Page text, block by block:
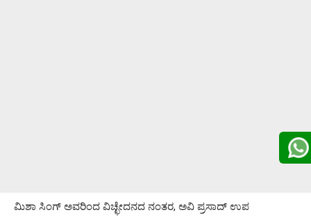
ಮಿಶಾ ಸಿಂಗ್ ಅವರಿಂದ ವಿಚ್ಛೇದನದ ನಂತರ, ಅವಿ ಪ್ರಸಾದ್ ಉಪ